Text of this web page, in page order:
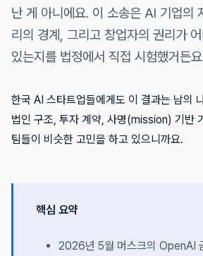
난 게 아니에요. 이 소송은 AI 기업의
리의 경계, 그리고 창업자의 권리가
있는지를 법정에서 직접 시험했거든
한국 AI 스타트업들에게도 이 결과는 남의
법인 구조, 투자 계약, 사명(mission) 기반
팀들이 비슷한 고민을 하고 있으니까요.
핵심 요약
2026년 5월 머스크의 OpenAI